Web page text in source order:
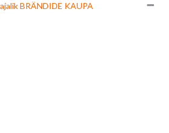
BRÄNDIDE KAUPA